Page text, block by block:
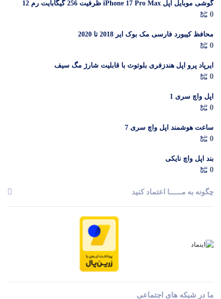
گوشی موبایل اپل iPhone 17 Pro Max ظرفیت 256 گیگابایت رم 12
گیگابایت (ZAA) – Not Active رجیستر شده
0
محافظ کیبورد فارسی مک بوک ایر 2018 تا 2020
0
ایرپاد پرو اپل هندزفری بلوتوث با قابلیت شارژ مگ سیف
0
اپل واچ سری 1
0
ساعت هوشمند اپل واچ سری 7
0
بند اپل واچ نایکی
0
چگونه به مــــــا اعتماد کنید
ما در شبکه های اجتماعی